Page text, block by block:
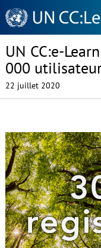
Knowledge
Sharing
Platform
UN CC:e-
000
22 juillet 2020